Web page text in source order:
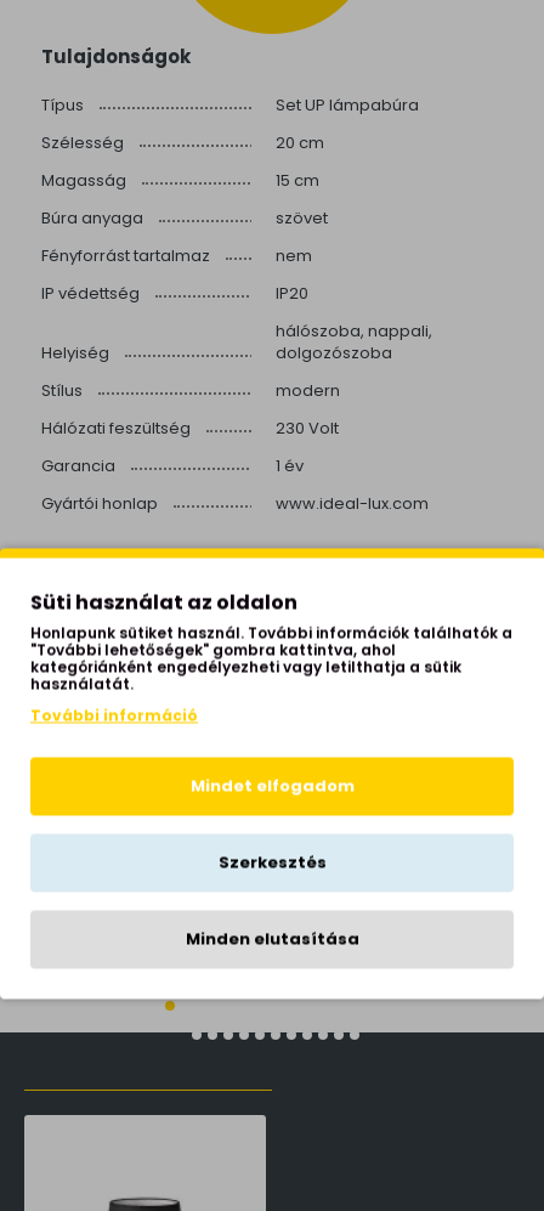
Tulajdonságok
Típus
Set UP lámpabúra
Szélesség
20 cm
Magasság
15 cm
Búra anyaga
szövet
Fényforrást tartalmaz
nem
IP védettség
IP20
Helyiség
hálószoba, nappali,
dolgozószoba
Stílus
modern
Hálózati feszültség
230 Volt
Garancia
1 év
Gyártói honlap
www.ideal-lux.com
KAPCSOLÓDÓ TERMÉKEK
Ideal Lux Set up fekete függesztett lámpa test (IDE-260020) E27 1 égős IP20
11,990 Ft
Süti használat az oldalon
Honlapunk sütiket használ. További információk találhatók a
"További lehetőségek" gombra kattintva, ahol
kategóriánként engedélyezheti vagy letilthatja a sütik
használatát.
További információ
Mindet elfogadom
Szerkesztés
Minden elutasítása